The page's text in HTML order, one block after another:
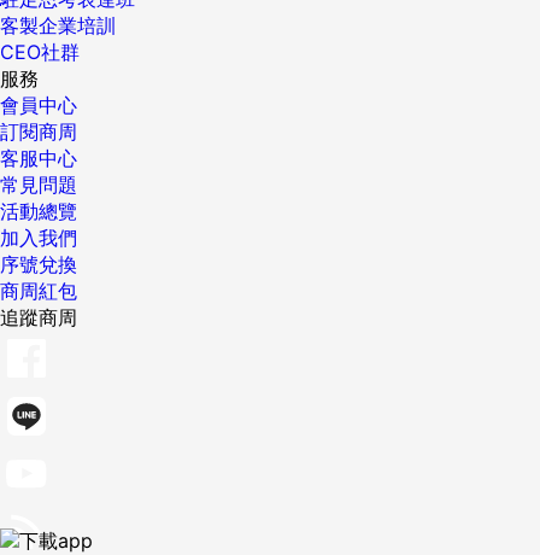
客製企業培訓
CEO社群
服務
會員中心
訂閱商周
客服中心
常見問題
活動總覽
加入我們
序號兌換
商周紅包
追蹤商周